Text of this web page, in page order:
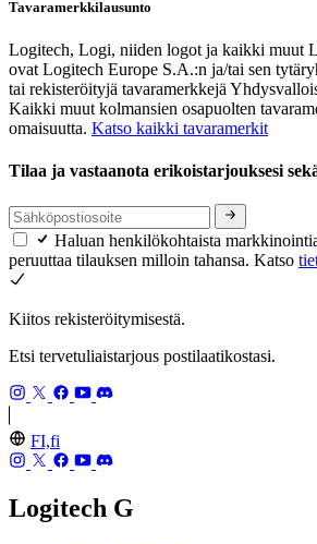
Tavaramerkkilausunto
Logitech, Logi, niiden logot ja kaikki muut
ovat Logitech Europe S.A.:n ja/tai sen
tai rekisteröityjä tavaramerkkejä
Kaikki muut kolmansien osapuolten
omaisuutta. Katso kaikki tavaramerkit
Tilaa ja vastaanota erikoistarjouksesi
Haluan henkilökohtaista
peruuttaa tilauksen milloin tahansa. Katso
Kiitos rekisteröitymisestä.
Etsi tervetuliaistarjous postilaatikostasi.
FI,fi
Logitech G